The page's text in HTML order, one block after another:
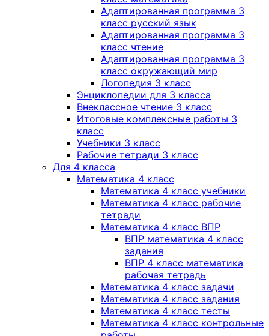
Адаптированная программа 3
класс русский язык
Адаптированная программа 3
класс чтение
Адаптированная программа 3
класс окружающий мир
Логопедия 3 класс
Энциклопедии для 3 класса
Внеклассное чтение 3 класс
Итоговые комплексные работы 3
класс
Учебники 3 класс
Рабочие тетради 3 класс
Для 4 класса
Математика 4 класс
Математика 4 класс учебники
Математика 4 класс рабочие
тетради
Математика 4 класс ВПР
ВПР математика 4 класс
задания
ВПР 4 класс математика
рабочая тетрадь
Математика 4 класс задачи
Математика 4 класс задания
Математика 4 класс тесты
Математика 4 класс контрольные